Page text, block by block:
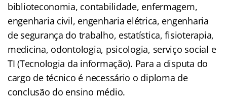
biblioteconomia, contabilidade, enfermagem,
engenharia civil, engenharia elétrica, engenharia
de segurança do trabalho, estatística, fisioterapia,
medicina, odontologia, psicologia, serviço social e
TI (Tecnologia da informação). Para a disputa do
cargo de técnico é necessário o diploma de
conclusão do ensino médio.